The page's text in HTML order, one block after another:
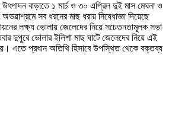
বাড়াতে ১ মার্চ ও ৩০ এপ্রিল দুই মাস মেঘনা ও
সব ধরনের মাছ ধরায় নিষেধাজ্ঞা দিয়েছে
লক্ষ্য ভোলায় জেলেদের নিয়ে সচেতনতামূলক সভা
দুপুরে ভোলার ইলিশা মাছ ঘাটে জেলেদের নিয়ে এই
এতে প্রধান অতিথি হিসাবে উপস্থিত থেকে বক্তব্য